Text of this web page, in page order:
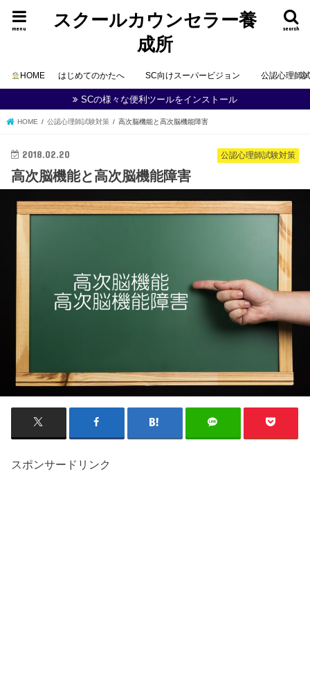
スクールカウンセラー養
成所
search
menu
HOME はじめてのかたへ SC向けスーパービジョン 公認心理師
SCの様々な便利ツールをインストール
HOME 公認心理師試験対策 高次脳機能と高次脳機能障害
公認心理師試験対策
2018.02.20
高次脳機能と高次脳機能障害
スポンサードリンク